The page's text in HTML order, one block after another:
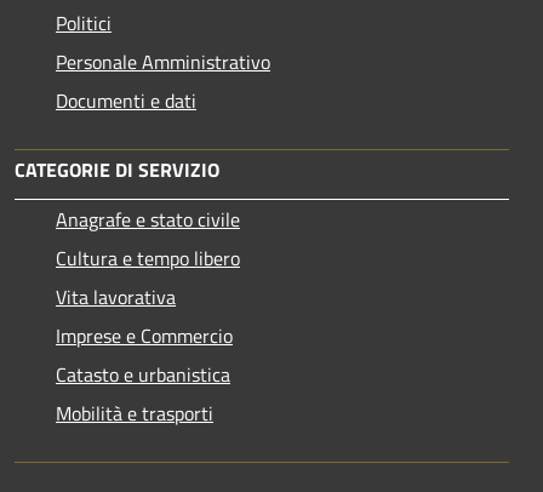
Politici
Personale Amministrativo
Documenti e dati
CATEGORIE DI SERVIZIO
Anagrafe e stato civile
Cultura e tempo libero
Vita lavorativa
Imprese e Commercio
Catasto e urbanistica
Mobilità e trasporti